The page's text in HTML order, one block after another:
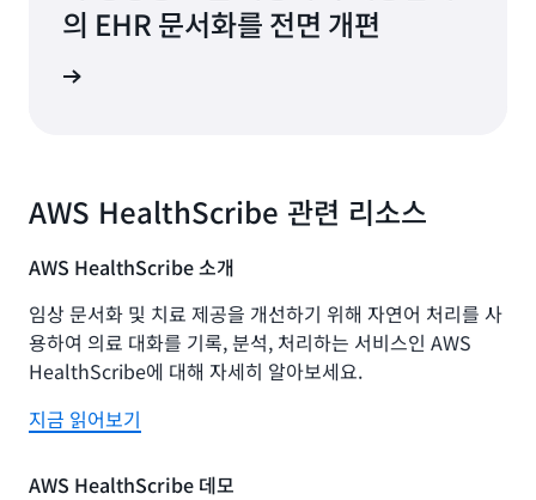
의 EHR 문서화를 전면 개편
AWS HealthScribe 관련 리소스
AWS HealthScribe 소개
임상 문서화 및 치료 제공을 개선하기 위해 자연어 처리를 사
용하여 의료 대화를 기록, 분석, 처리하는 서비스인 AWS
HealthScribe에 대해 자세히 알아보세요.
지금 읽어보기
AWS HealthScribe 데모